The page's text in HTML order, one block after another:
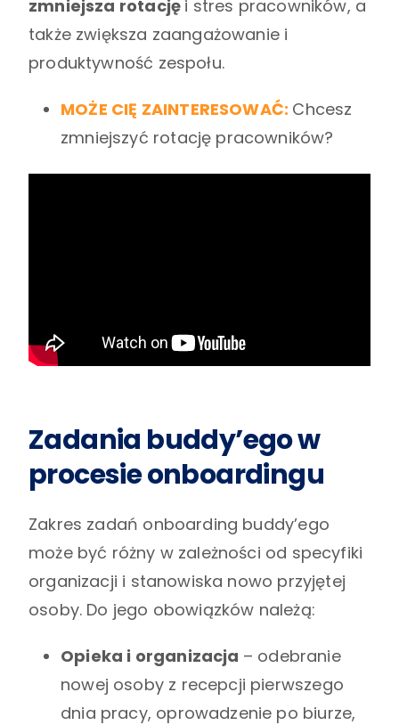
zmniejsza rotację i stres pracowników, a
także zwiększa zaangażowanie i
produktywność zespołu.
MOŻE CIĘ ZAINTERESOWAĆ: Chcesz
zmniejszyć rotację pracowników?
Zadania buddy’ego w
procesie onboardingu
Zakres zadań onboarding buddy’ego
może być różny w zależności od specyfiki
organizacji i stanowiska nowo przyjętej
osoby. Do jego obowiązków należą:
Opieka i organizacja – odebranie
nowej osoby z recepcji pierwszego
dnia pracy, oprowadzenie po biurze,